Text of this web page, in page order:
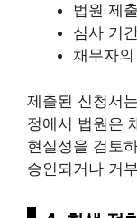
법원 제출
심사 기
채무자
제출된 신청서
정에서 법원은
현실성을 검토
승인되거나 거